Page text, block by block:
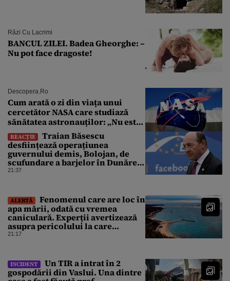
Râzi Cu Lacrimi
BANCUL ZILEI. Badea Gheorghe: –
Nu pot face dragoste!
Descopera.ro
Cum arată o zi din viața unui
cercetător NASA care studiază
sănătatea astronauților: „Nu este
o știință complicată”
REACȚIE
Traian Băsescu
desființează operațiunea
guvernului demis, Bolojan, de
scufundare a barjelor în Dunăre:
„Este o improvizație”
21:37
ALERTĂ
Fenomenul care are loc în
apa mării, odată cu vremea
caniculară. Experții avertizează
asupra pericolului la care
oamenii pot fi expuși
21:17
INCIDENT
Un TIR a intrat în 2
gospodării din Vaslui. Una dintre